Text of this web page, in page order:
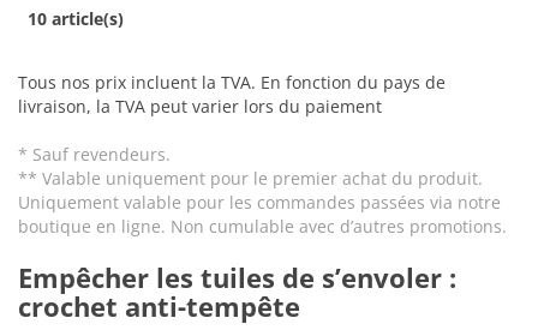
10 article(s)
Tous nos prix incluent la TVA. En fonction du pays de
livraison, la TVA peut varier lors du paiement
* Sauf revendeurs.
** Valable uniquement pour le premier achat du produit.
Uniquement valable pour les commandes passées via notre
boutique en ligne. Non cumulable avec d’autres promotions.
Empêcher les tuiles de s’envoler :
crochet anti-tempête